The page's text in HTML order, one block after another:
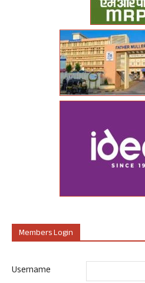
Members Login
Username